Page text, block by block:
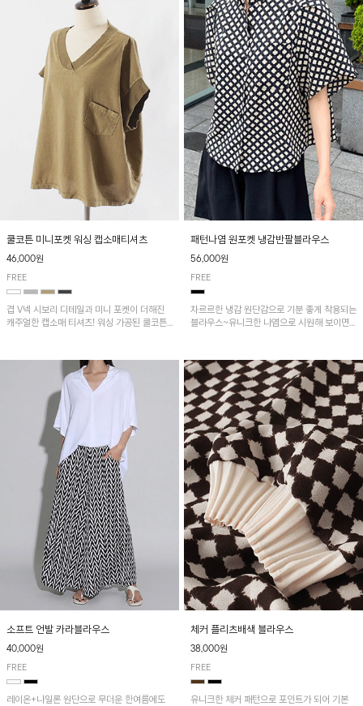
쿨코튼 미니포켓 워싱 캡소매티셔츠
46,000원
FREE
겹 V넥 시보리 디테일과 미니 포켓이 더해진
캐주얼한 캡소매 티셔츠! 워싱 가공된 쿨코튼
패턴나염 원포켓 냉감반팔블라우스
56,000원
FREE
차르르한 냉감 원단감으로 기분 좋게 착용되는
블라우스~유니크한 나염으로 시원해 보이면
소프트 언발 카라블라우스
40,000원
FREE
레이온+나일론 원단으로 무더운 한여름에도
체커 플리츠배색 블라우스
38,000원
FREE
유니크한 체커 패턴으로 포인트가 되어 기본